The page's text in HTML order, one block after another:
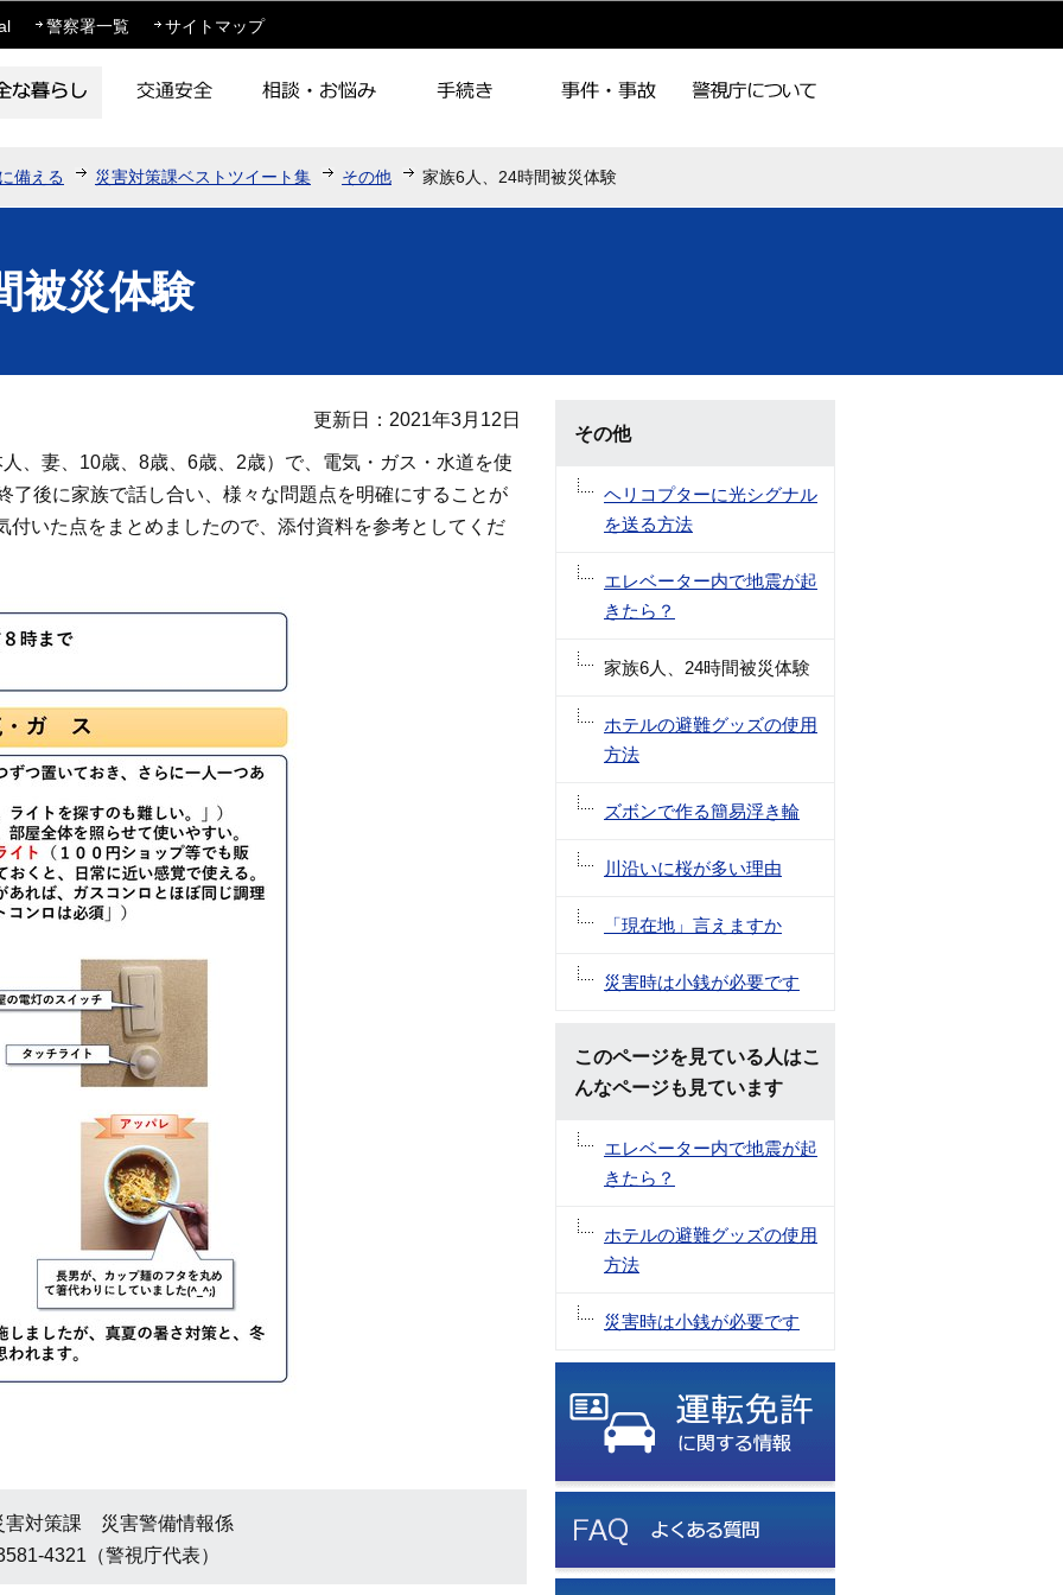
このページの本文へ移動
警察署一覧 サイトマップ
備える 災害対策課ベストツイート集 その他 家族6人、24時間被災体験
被災体験
更新日：2021年3月12日
、妻、10歳、8歳、6歳、2歳）で、電気・ガス・水道を使
了後に家族で話し合い、様々な問題点を明確にすることが
付いた点をまとめましたので、添付資料を参考としてくだ
対策課 災害警備情報係
4321（警視庁代表）
その他
ヘリコプターに光シグナル
を送る方法
エレベーター内で地震が起
きたら？
家族6人、24時間被災体験
ホテルの避難グッズの使用
方法
ズボンで作る簡易浮き輪
川沿いに桜が多い理由
「現在地」言えますか
災害時は小銭が必要です
このページを見ている人はこ
んなページも見ています
エレベーター内で地震が起
きたら？
ホテルの避難グッズの使用
方法
災害時は小銭が必要です